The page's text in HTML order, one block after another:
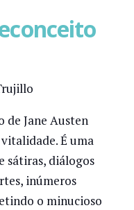
de Jane Austen
É uma
sátiras, diálogos
inúmeros
o minucioso